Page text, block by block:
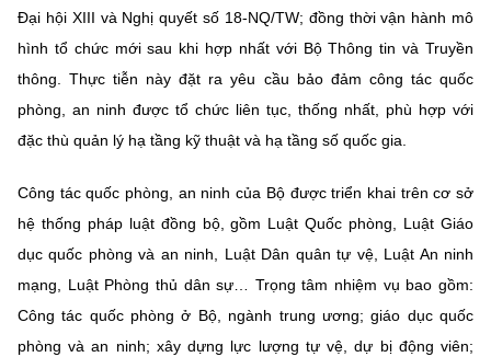
Đại hội XIII và Nghị quyết số 18-NQ/TW; đồng thời vận hành mô
hình tổ chức mới sau khi hợp nhất với Bộ Thông tin và Truyền
thông. Thực tiễn này đặt ra yêu cầu bảo đảm công tác quốc
phòng, an ninh được tổ chức liên tục, thống nhất, phù hợp với
đặc thù quản lý hạ tầng kỹ thuật và hạ tầng số quốc gia.
Công tác quốc phòng, an ninh của Bộ được triển khai trên cơ sở
hệ thống pháp luật đồng bộ, gồm Luật Quốc phòng, Luật Giáo
dục quốc phòng và an ninh, Luật Dân quân tự vệ, Luật An ninh
mạng, Luật Phòng thủ dân sự… Trọng tâm nhiệm vụ bao gồm:
Công tác quốc phòng ở Bộ, ngành trung ương; giáo dục quốc
phòng và an ninh; xây dựng lực lượng tự vệ, dự bị động viên;